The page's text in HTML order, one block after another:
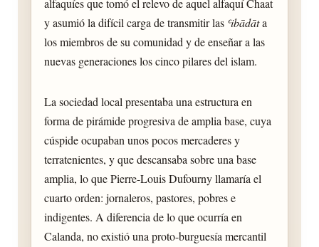
alfaquíes que tomó el relevo de aquel alfaquí Chaat
y asumió la difícil carga de transmitir las ʿibādāta
los miembros de su comunidad y de enseñar a las
nuevas generaciones los cinco pilares del islam.
La sociedad local presentaba una estructura en
forma de pirámide progresiva de amplia base, cuya
cúspide ocupaban unos pocos mercaderes y
terratenientes, y que descansaba sobre una base
amplia, lo que Pierre-Louis Dufourny llamaría el
cuarto orden: jornaleros, pastores, pobres e
indigentes. A diferencia de lo que ocurría en
Calanda, no existió una proto-burguesía mercantil